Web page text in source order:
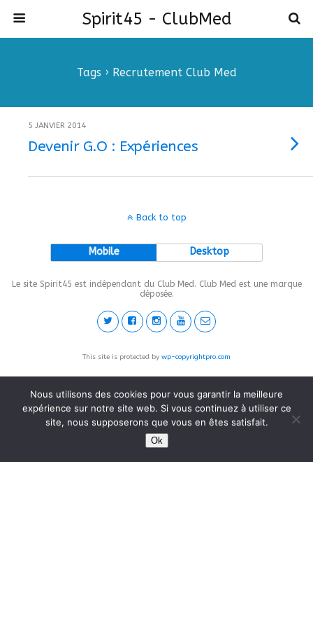
Spirit45 - ClubMed
Tags › Recrutement Club Med
5 JANVIER 2014
Devenir G.O : Expériences
Back to top
Mobile Desktop
Le site Spirit45 est indépendant du Club Med. Club Med est une marque
déposée.
This site is protected by wp-copyrightpro.com
Nous utilisons des cookies pour vous garantir la meilleure
expérience sur notre site web. Si vous continuez à utiliser ce
site, nous supposerons que vous en êtes satisfait.
Ok